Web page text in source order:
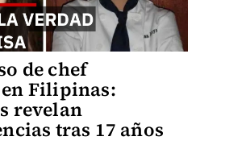
de chef
Filipinas:
revelan
tras 17 años